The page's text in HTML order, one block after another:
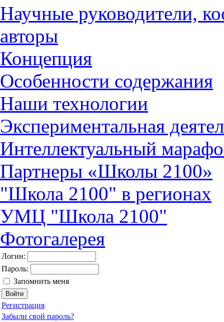
Научные руководители,
авторы
Концепция
Особенности содержания
Наши технологии
Экспериментальная
Интеллектуальный
Партнеры «Школы 2100»
"Школа 2100" в регионах
УМЦ "Школа 2100"
Фотогалерея
Логин:
Пароль:
Запомнить меня
Регистрация
Забыли свой пароль?